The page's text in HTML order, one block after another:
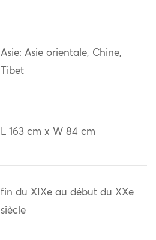
Asie: Asie orientale, Chine,
Tibet
L 163 cm x W 84 cm
fin du XIXe au début du XXe
siècle